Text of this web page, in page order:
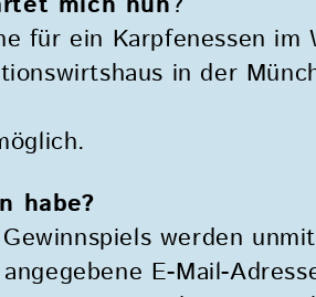
für ein Karpfenessen im
in der
habe?
werden
E-Mail-